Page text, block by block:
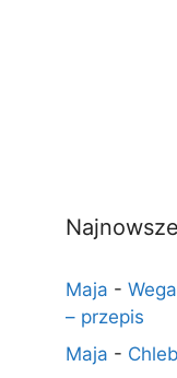
Maja -
– przepis
Maja -